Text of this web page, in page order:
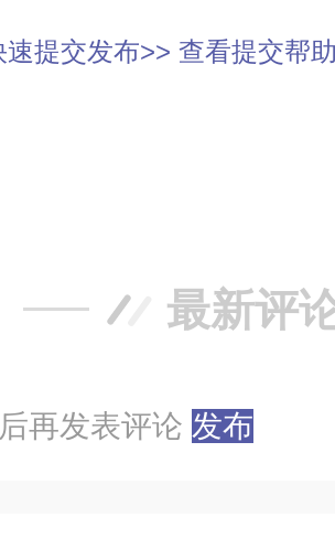
速提交发布>> 查看提交帮
最新评
后再发表评论 发布